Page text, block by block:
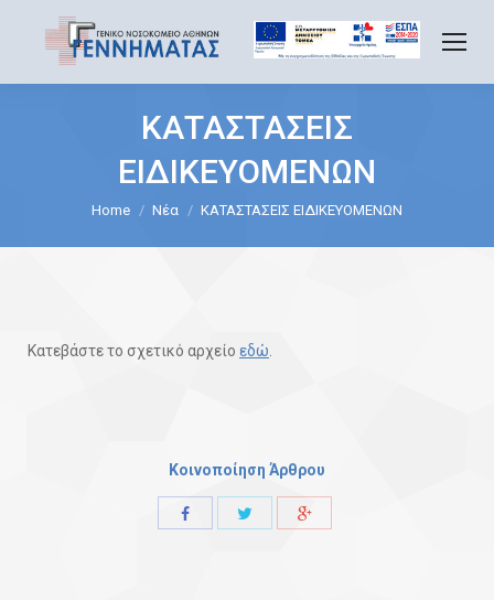
ΚΑΤΑΣΤΑΣΕΙΣ
ΕΙΔΙΚΕΥΟΜΕΝΩΝ
You are here:
Home Νέα ΚΑΤΑΣΤΑΣΕΙΣ ΕΙΔΙΚΕΥΟΜΕΝΩΝ
Κατεβάστε το σχετικό αρχείο εδώ
Κοινοποίηση Άρθρου
Share